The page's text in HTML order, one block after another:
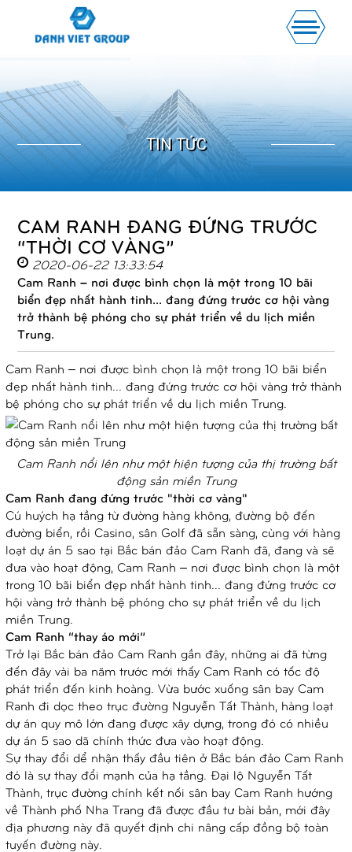
TIN TỨC
CAM RANH ĐANG ĐỨNG TRƯỚC
“THỜI CƠ VÀNG”
2020-06-22 13:33:54
Cam Ranh – nơi được bình chọn là một trong 10 bãi
biển đẹp nhất hành tinh... đang đứng trước cơ hội vàng
trở thành bệ phóng cho sự phát triển về du lịch miền
Trung.
Cam Ranh – nơi được bình chọn là một trong 10 bãi biển
đẹp nhất hành tinh... đang đứng trước cơ hội vàng trở thành
bệ phóng cho sự phát triển về du lịch miền Trung.
Cam Ranh nổi lên như một hiện tượng của thị trường bất
động sản miền Trung
Cam Ranh đang đứng trước "thời cơ vàng"
Cú huých hạ tầng từ đường hàng không, đường bộ đến
đường biển, rồi Casino, sân Golf đã sẵn sàng, cùng với hàng
loạt dự án 5 sao tại Bắc bán đảo Cam Ranh đã, đang và sẽ
đưa vào hoạt động, Cam Ranh – nơi được bình chọn là một
trong 10 bãi biển đẹp nhất hành tinh... đang đứng trước cơ
hội vàng trở thành bệ phóng cho sự phát triển về du lịch
miền Trung.
Cam Ranh “thay áo mới”
Trở lại Bắc bán đảo Cam Ranh gần đây, những ai đã từng
đến đây vài ba năm trước mới thấy Cam Ranh có tốc độ
phát triển đến kinh hoàng. Vừa bước xuống sân bay Cam
Ranh đi dọc theo trục đường Nguyễn Tất Thành, hàng loạt
dự án quy mô lớn đang được xây dựng, trong đó có nhiều
dự án 5 sao dã chính thức đưa vào hoạt động.
Sự thay đổi dể nhận thấy đầu tiên ở Bắc bán đảo Cam Ranh
đó là sự thay đổi mạnh của hạ tầng. Đại lộ Nguyễn Tất
Thành, trục đường chính kết nối sân bay Cam Ranh hướng
về Thành phố Nha Trang đã được đầu tư bài bản, mới đây
địa phương này đã quyết định chi nâng cấp đồng bộ toàn
tuyến đường này.